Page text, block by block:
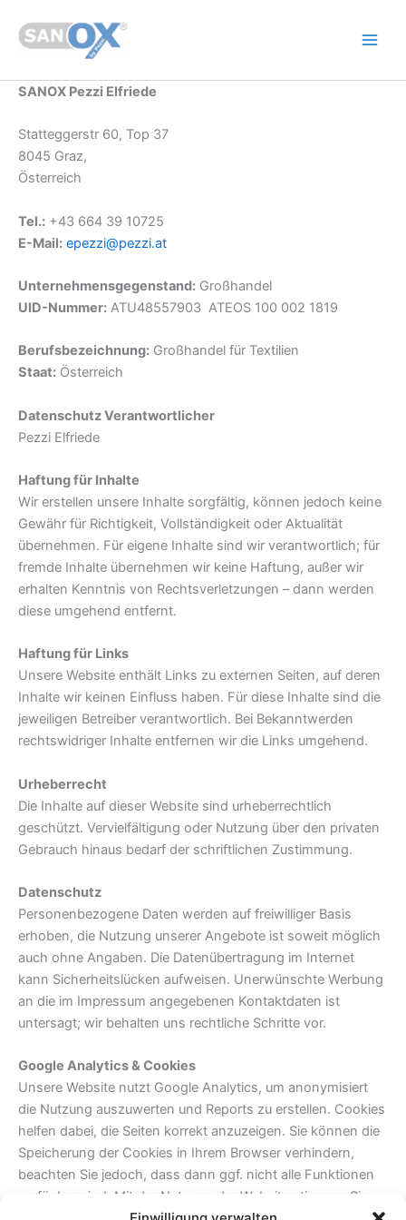
Inhalt
springen
SANOX Pezzi Elfriede
Statteggerstr 60, Top 37
8045 Graz,
Österreich
Tel.: +43 664 39 10725
E-Mail: epezzi@pezzi.at
Unternehmensgegenstand: Großhandel
UID-Nummer: ATU48557903 ATEOS 100 002 1819
Berufsbezeichnung: Großhandel für Textilien
Staat: Österreich
Datenschutz Verantwortlicher
Pezzi Elfriede
Haftung für Inhalte
Wir erstellen unsere Inhalte sorgfältig, können jedoch keine
Gewähr für Richtigkeit, Vollständigkeit oder Aktualität
übernehmen. Für eigene Inhalte sind wir verantwortlich; für
fremde Inhalte übernehmen wir keine Haftung, außer wir
erhalten Kenntnis von Rechtsverletzungen – dann werden
diese umgehend entfernt.
Haftung für Links
Unsere Website enthält Links zu externen Seiten, auf deren
Inhalte wir keinen Einfluss haben. Für diese Inhalte sind die
jeweiligen Betreiber verantwortlich. Bei Bekanntwerden
rechtswidriger Inhalte entfernen wir die Links umgehend.
Urheberrecht
Die Inhalte auf dieser Website sind urheberrechtlich
geschützt. Vervielfältigung oder Nutzung über den privaten
Gebrauch hinaus bedarf der schriftlichen Zustimmung.
Datenschutz
Personenbezogene Daten werden auf freiwilliger Basis
erhoben, die Nutzung unserer Angebote ist soweit möglich
auch ohne Angaben. Die Datenübertragung im Internet
kann Sicherheitslücken aufweisen. Unerwünschte Werbung
an die im Impressum angegebenen Kontaktdaten ist
untersagt; wir behalten uns rechtliche Schritte vor.
Google Analytics & Cookies
Unsere Website nutzt Google Analytics, um anonymisiert
die Nutzung auszuwerten und Reports zu erstellen. Cookies
helfen dabei, die Seiten korrekt anzuzeigen. Sie können die
Speicherung der Cookies in Ihrem Browser verhindern,
beachten Sie jedoch, dass dann ggf. nicht alle Funktionen
verfügbar sind. Mit der Nutzung der Website stimmen Sie